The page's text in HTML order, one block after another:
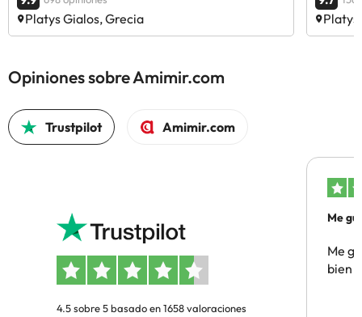
Platys Gialos, Grecia Platys
Opiniones sobre Amimir.com
Trustpilot Amimir.com
4.5 sobre 5 basado en 1658 valoraciones
Me
Me
bien